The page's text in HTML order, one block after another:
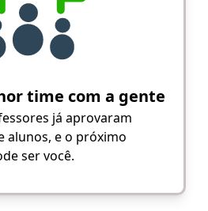
time com a gente
já aprovaram
alunos, e o próximo
ser você.